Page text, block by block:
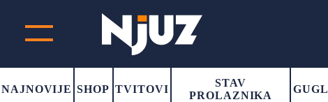
NAJNOVIJE SHOP TVITOVI
STAV
PROLAZNIKA
GUGL